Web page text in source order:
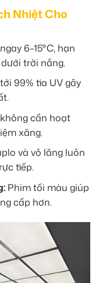
Nhiệt Cho
6–15°C, hạn
trời nắng.
99% tia UV gây
cần hoạt
xăng.
và vô lăng luôn
tiếp.
Phim tối màu giúp
cấp hơn.